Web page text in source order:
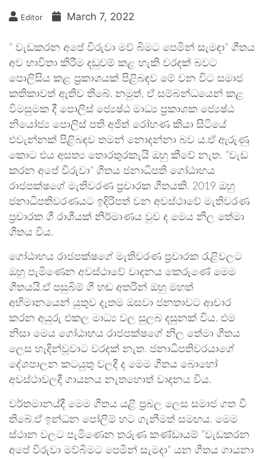
Editor March 7, 2022
” වැඩකරන අපේ විරුවා මව් බිමට පෙමින් සැමදා”‍ ගීතය
අව භාවිතා කිරීම දඩුවම් කළ හැකි වරදක් බවට
පොලිසිය කළ ප‍්‍රකාශයක් පිළිබඳව මේ වන විට සමාජ
කතිකාවත් ඇතිව තිබේ. නමුත්, ඒ සම්බන්ධයෙන් කළ
විමසුමක දී පොලිස් ජ්‍යෙෂ්ඨ මාධ්‍ය ප්‍රකාශක ජ්‍යෙෂ්ඨ
නියෝජ්‍ය පොලිස් පති අජිත් රෝහණ කියා සිටියේ
එවැන්නක් පිළිබඳව තමන් නොදන්නා බව ය.ඒ ඇරුණු
කොට එය අසත්‍ය තොරතුරකැයි ඔහු කීවේ නැත. ”‍වැඩ
කරන අපේ විරුවා”‍ ගීතය ජනාධිපති ගෝඨාභය
රාජපක්ෂගේ මැතිවරණ ප‍්‍රචාරක ගීතයකි. 2019 ඔහු
ජනාධිපතිවරණයට ඉදිරිපත් වන අවස්ථාවේ මැතිවරණ
ප‍්‍රචාරක ගී රාශීයක් නිර්මාණය වුව ද මෙය නිල තේමා
ගීතය විය.
ගෝඨාභය රාජපක්ෂගේ මැතිවරණ ප‍්‍රචාරක රැළිවලට
ඔහු පැමිණෙන අවස්ථාවේ වාදනය කෙරුණේ මෙම
ගීතයයි.ඒ පසුබිම් ගී හඬ අතරින් ඔහු මහත්
අභිමානයෙන් යුතුව දෑතම ඔසවා ජනතාවට ආචාර
කරන අයුරු එකල මාධ්‍ය වල සුලබ දසුනක් විය. එම
නිසා මෙය ගෝඨාභය රාජපක්ෂගේ නිල තේමා ගීතය
ලෙස හැදින්වූවාට වරදක් නැත. ජනාධිපතිවරයාගේ
දේශපාලන කටයුතු වලදී ද මෙම ගීතය බොහෝ
අවස්ථාවලදී ගායනය නැතහොත් වාදනය විය.
වර්තමානය්දී මෙම ගීතය යළි ප්‍රබල ලෙස සමාජ ගත වී
තිබේ.ඒ ඉන්ධන පෝලිම් හට ගැනීමත් සමඟය. මෙම
ස්ථාන වලට පැමිණෙන තරුණ කණ්ඩායම් ”‍වැඩකරන
අපේ විරුවා මව්බිමට පෙමින් සැමදා”‍ යන ගීතය ගායනා